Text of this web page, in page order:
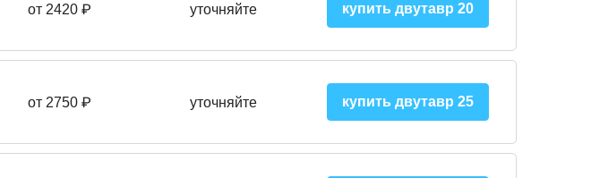
от 2420 ₽ уточняйте купить двутавр 20
от 2750 ₽ уточняйте купить двутавр 25